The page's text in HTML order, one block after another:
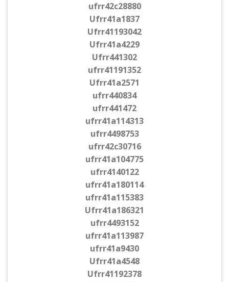
ufrr42c28880
Ufrr41a1837
Ufrr41193042
Ufrr41a4229
Ufrr441302
ufrr41191352
Ufrr41a2571
ufrr440834
ufrr441472
ufrr41a114313
ufrr4498753
ufrr42c30716
ufrr41a104775
ufrr4140122
ufrr41a180114
ufrr41a115383
Ufrr41a186321
ufrr4493152
ufrr41a113987
ufrr41a9430
Ufrr41a4548
Ufrr41192378